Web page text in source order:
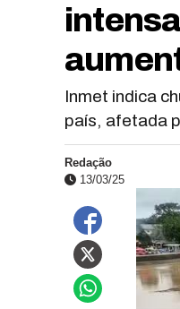
Inmet indica
país, afetada
Redação
13/03/25